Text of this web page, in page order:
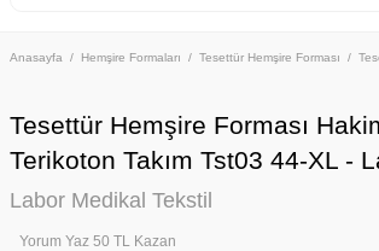
Anasayfa Hemşire Formaları Tesettür Hemşire Forması
Tesettür Hemşire Forması
Terikoton Takım Tst03 44-XL -
Labor Medikal Tekstil
Yorum Yaz 50 TL Kazan